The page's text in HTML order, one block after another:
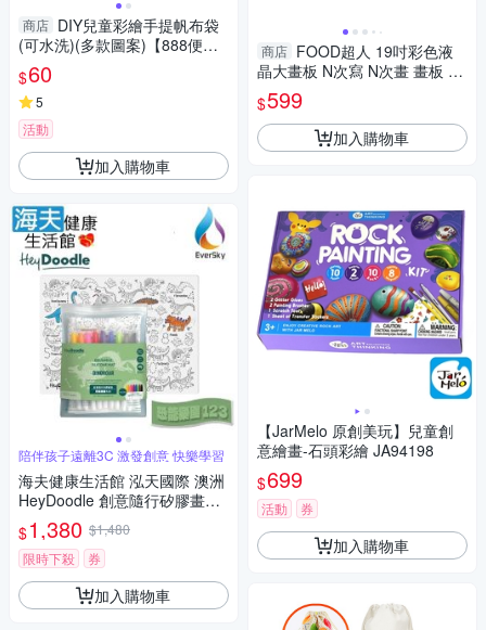
商店 DIY兒童彩繪手提帆布袋
(可水洗)(多款圖案)【888便利
購】
$60
5
活動
加入購物車
陪伴孩子遠離3C 激發創意 快樂學習
海夫健康生活館 泓天國際 澳洲
HeyDoodle 創意隨行矽膠畫墊
恐龍樂園 123
$1,380 $1,480
限時下殺
券
加入購物車
商店 FOOD超人 19吋彩色液
晶大畫板 N次寫 N次畫 畫板 畫
圖 繪圖 塗鴉 玩具【愛買】
$599
加入購物車
【JarMelo 原創美玩】兒童創
意繪畫-石頭彩繪 JA94198
$699
活動 券
加入購物車